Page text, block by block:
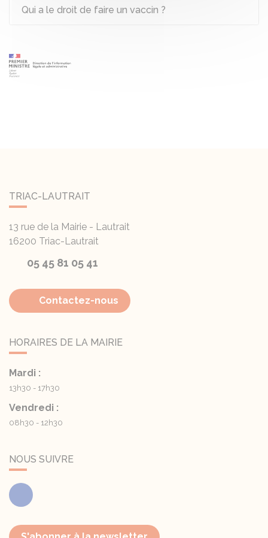
Qui a le droit de faire un vaccin ?
TRIAC-LAUTRAIT
13 rue de la Mairie - Lautrait
16200 Triac-Lautrait
05 45 81 05 41
Contactez-nous
HORAIRES DE LA MAIRIE
Mardi :
13h30 - 17h30
Vendredi :
08h30 - 12h30
NOUS SUIVRE
Facebook